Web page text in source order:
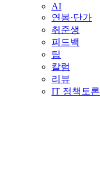
AI
연봉·단가
취준생
피드백
팁
칼럼
리뷰
IT 정책토론